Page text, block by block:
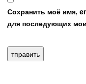
Сохранить моё имя,
для последующих